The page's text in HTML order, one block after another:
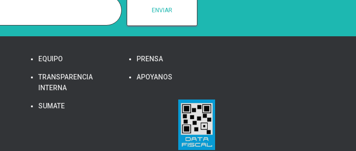
EQUIPO
TRANSPARENCIA
INTERNA
SUMATE
PRENSA
APOYANOS